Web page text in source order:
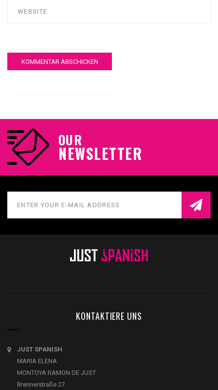
OUR
NEWSLETTER
KONTAKTIERE UNS
JUST SPANISH
MARIA ELENA
MONTOYA RAMON DE JUST
Brennerstraße 27